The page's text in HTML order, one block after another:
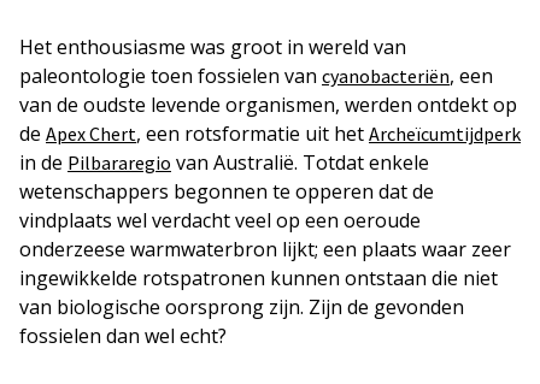
Het enthousiasme was groot in wereld van
paleontologie toen fossielen van cyanobacteriën, een
van de oudste levende organismen, werden ontdekt op
de Apex Chert, een rotsformatie uit het Archeïcumtijdperk
in de Pilbararegio van Australië. Totdat enkele
wetenschappers begonnen te opperen dat de
vindplaats wel verdacht veel op een oeroude
onderzeese warmwaterbron lijkt; een plaats waar zeer
ingewikkelde rotspatronen kunnen ontstaan die niet
van biologische oorsprong zijn. Zijn de gevonden
fossielen dan wel echt?